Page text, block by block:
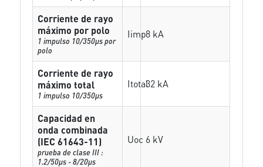
Corriente de rayo
máximo por polo
1 impulso 10/350µs por
polo
Iimp8 kA
Corriente de rayo
máximo total
1 impulso 10/350µs
Itotal32 kA
Capacidad en
onda combinada
(IEC 61643-11)
prueba de clase III :
1.2/50µs - 8/20µs
Uoc 6 kV